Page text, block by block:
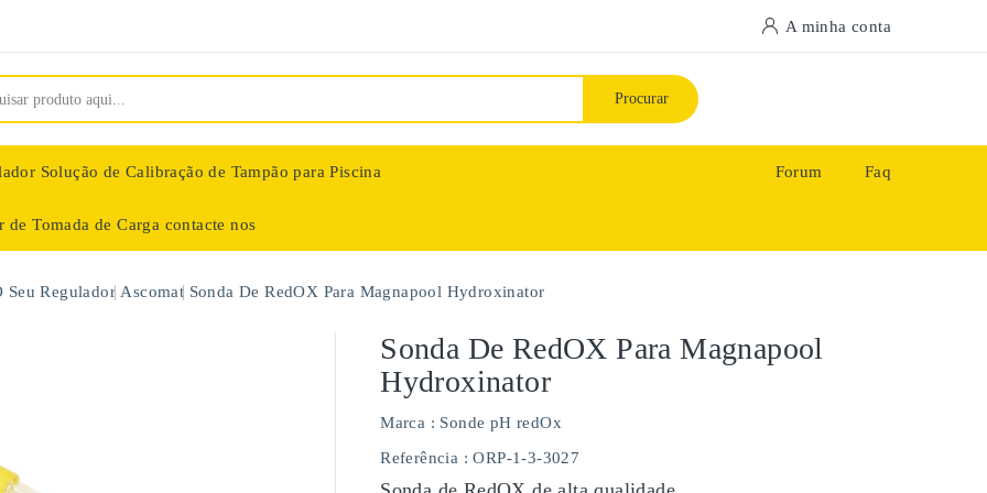
A minha conta
Procurar
Solução de Calibração de Tampão para Piscina
de Tomada de Carga contacte nos
Forum Faq
Seu Regulador Ascomat Sonda De RedOX Para Magnapool Hydroxinator
Sonda De RedOX Para Magnapool
Hydroxinator
Marca : Sonde pH redOx
Referência : ORP-1-3-3027